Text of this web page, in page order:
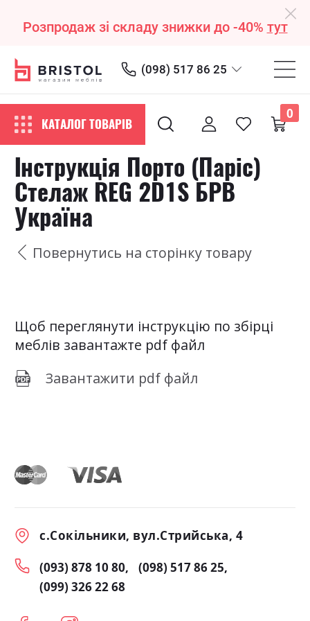
Розпродаж зі складу знижки до -40% тут
(098) 517 86 25
КАТАЛОГ ТОВАРІВ
0
Інструкція Порто (Паріс)
Стелаж REG 2D1S БРВ
Україна
Повернутись на сторінку товару
Щоб переглянути інструкцію по збірці
меблів завантажте pdf файл
Завантажити pdf файл
с.Сокільники, вул.Стрийська, 4
(093) 878 10 80
(098) 517 86 25
(099) 326 22 68